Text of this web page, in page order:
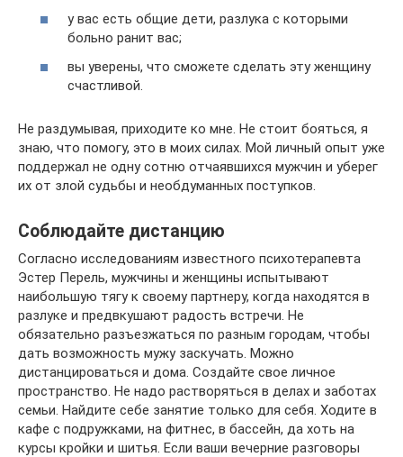
у вас есть общие дети, разлука с которыми
больно ранит вас;
вы уверены, что сможете сделать эту женщину
счастливой.
Не раздумывая, приходите ко мне. Не стоит бояться, я
знаю, что помогу, это в моих силах. Мой личный опыт уже
поддержал не одну сотню отчаявшихся мужчин и уберег
их от злой судьбы и необдуманных поступков.
Соблюдайте дистанцию
Согласно исследованиям известного психотерапевта
Эстер Перель, мужчины и женщины испытывают
наибольшую тягу к своему партнеру, когда находятся в
разлуке и предвкушают радость встречи. Не
обязательно разъезжаться по разным городам, чтобы
дать возможность мужу заскучать. Можно
дистанцироваться и дома. Создайте свое личное
пространство. Не надо растворяться в делах и заботах
семьи. Найдите себе занятие только для себя. Ходите в
кафе с подружками, на фитнес, в бассейн, да хоть на
курсы кройки и шитья. Если ваши вечерние разговоры